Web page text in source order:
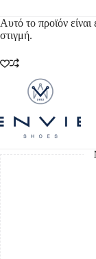
Αυτό το προϊόν
στιγμή.